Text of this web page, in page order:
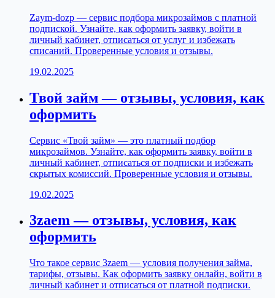
Zaym-dozp — сервис подбора микрозаймов с платной
подпиской. Узнайте, как оформить заявку, войти в
личный кабинет, отписаться от услуг и избежать
списаний. Проверенные условия и отзывы.
19.02.2025
Твой займ — отзывы, условия, как
оформить
Сервис «Твой займ» — это платный подбор
микрозаймов. Узнайте, как оформить заявку, войти в
личный кабинет, отписаться от подписки и избежать
скрытых комиссий. Проверенные условия и отзывы.
19.02.2025
3zaem — отзывы, условия, как
оформить
Что такое сервис 3zaem — условия получения займа,
тарифы, отзывы. Как оформить заявку онлайн, войти в
личный кабинет и отписаться от платной подписки.